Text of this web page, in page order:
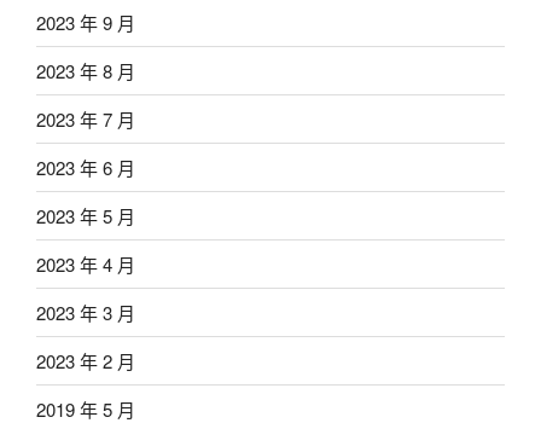
2023 年 9 月
2023 年 8 月
2023 年 7 月
2023 年 6 月
2023 年 5 月
2023 年 4 月
2023 年 3 月
2023 年 2 月
2019 年 5 月